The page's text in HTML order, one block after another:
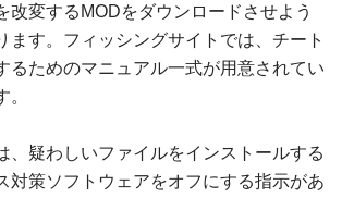
改変するMODをダウンロードさせよう
ます。フィッシングサイトでは、チート
るためのマニュアル一式が用意されてい
、疑わしいファイルをインストールする
対策ソフトウェアをオフにする指示があ